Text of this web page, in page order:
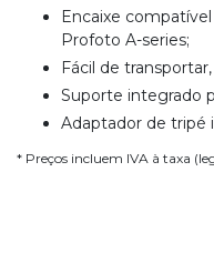
Encaixe
Profoto A-series;
Fácil de
Suporte integrado
Adaptador de tripé
* Preços incluem IVA à taxa